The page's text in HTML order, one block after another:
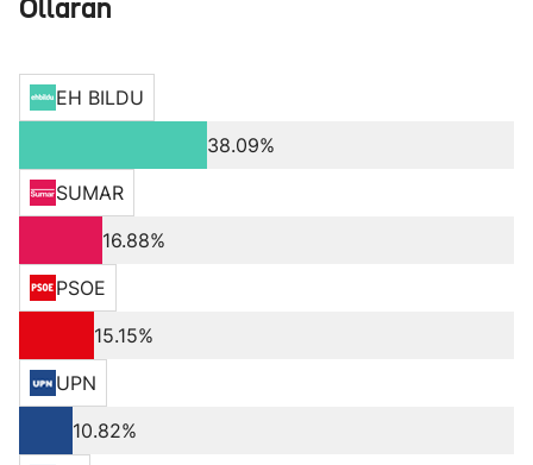
Ollaran
EH BILDU
38.09%
SUMAR
16.88%
PSOE
15.15%
UPN
10.82%